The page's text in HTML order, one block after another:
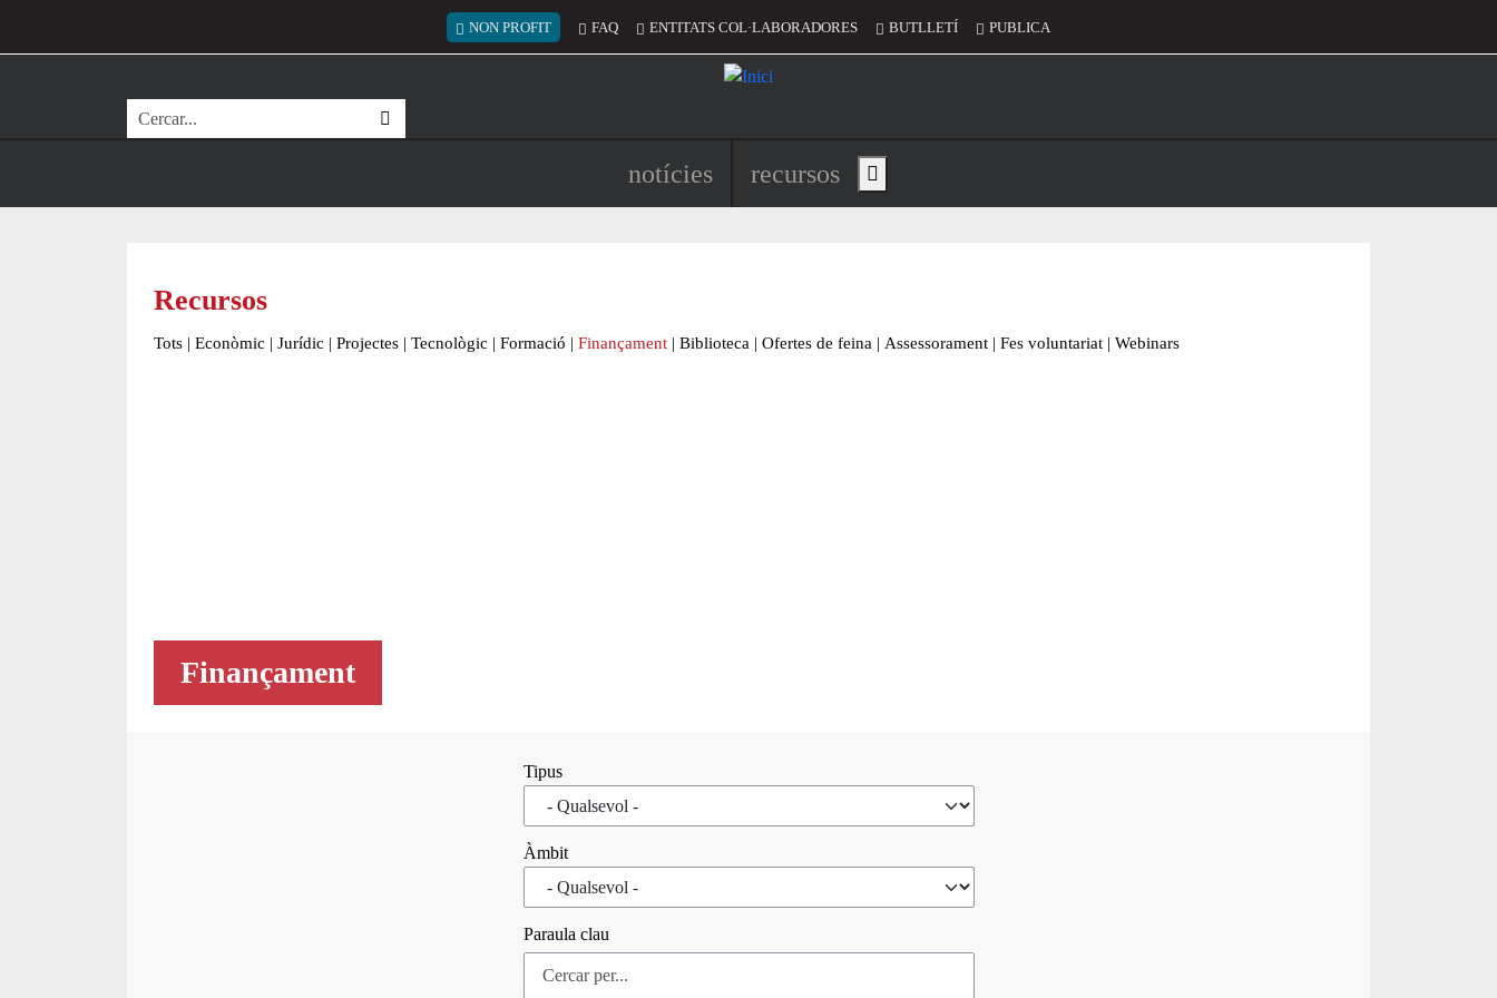
Menú del compte d'usuari
NON PROFIT FAQ ENTITATS COL·LABORADORES BUTLLETÍ PUBLICA
Cerca
Navegació principal de l'encapçalament
notícies recursos Show main menu
Recursos
Tots | Econòmic | Jurídic | Projectes | Tecnològic | Formació | Finançament | Biblioteca | Ofertes de feina | Assessorament | Fes voluntariat | Webinars
Finançament
Tipus
Àmbit
Paraula clau